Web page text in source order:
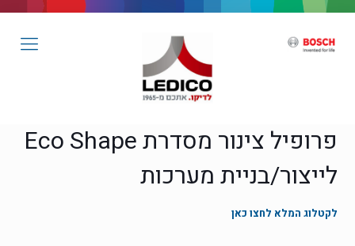
פרופיל צינור מסדרת Eco Shape
לייצור/בניית מערכות
לקטלוג המלא לחצו כאן